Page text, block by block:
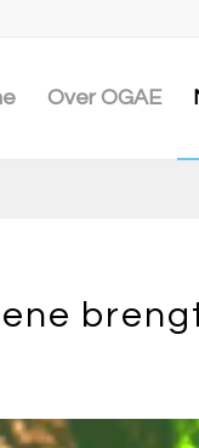
Over OGAE